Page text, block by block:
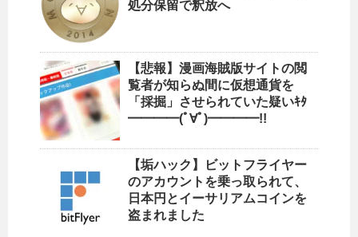
処分保留で釈放へ
【悲報】漫画海賊版サイトの閲
覧者が知らぬ間に仮想通貨を
「採掘」させられていた疑いｷﾀ
━━━━(ﾟ∀ﾟ)━━━━!!
【垢ハック】ビットフライヤー
のアカウントを乗っ取られて、
日本円とイーサリアムコインを
盗まれました